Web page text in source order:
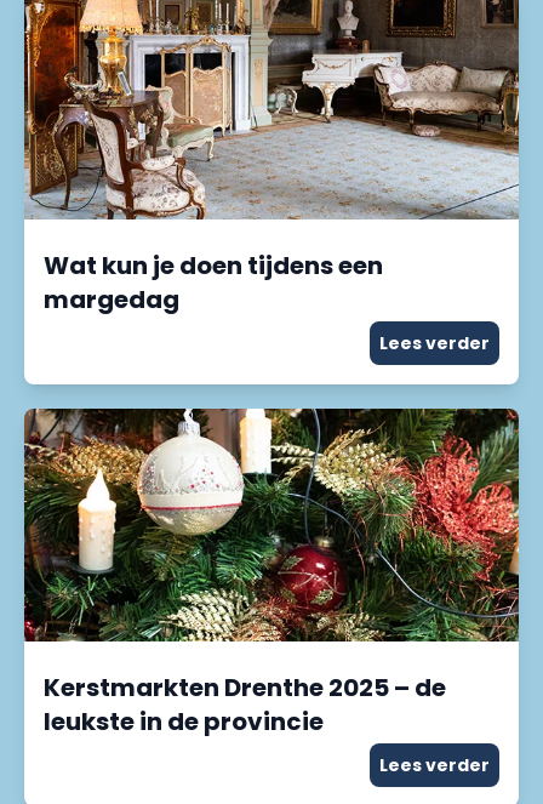
Wat kun je doen tijdens een
margedag
Lees verder
Kerstmarkten Drenthe 2025 – de
leukste in de provincie
Lees verder